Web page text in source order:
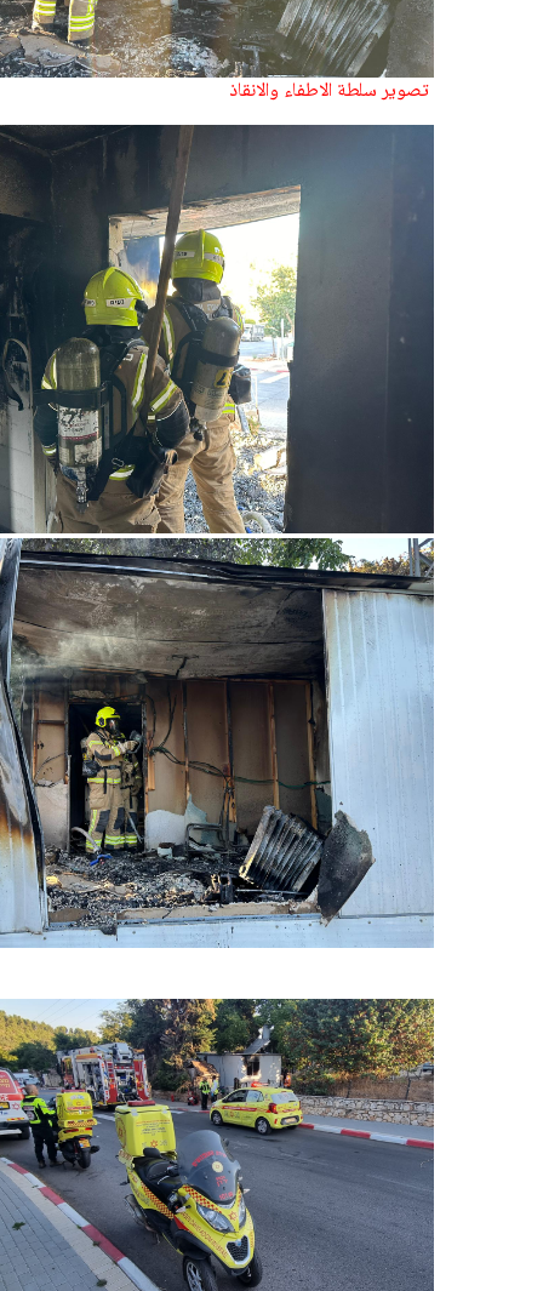
تصوير سلطة الاطفاء والانقاذ